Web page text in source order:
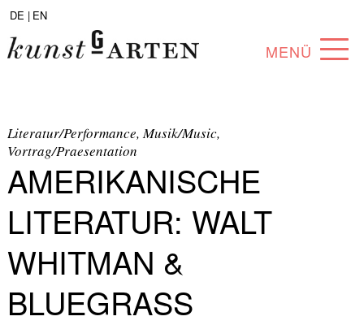
DE | EN
MENÜ
ABOUT
SAMMLUNG
KÜNSTLER*INNEN
PARTNER*INNEN
Literatur/Performance, Musik/Music,
Vortrag/Praesentation
AMERIKANISCHE
LITERATUR: WALT
WHITMAN &
BLUEGRASS